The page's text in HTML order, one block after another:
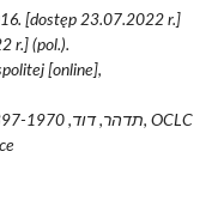
[dostęp 23.07.2022 r.]
r.] (pol.).
[online],